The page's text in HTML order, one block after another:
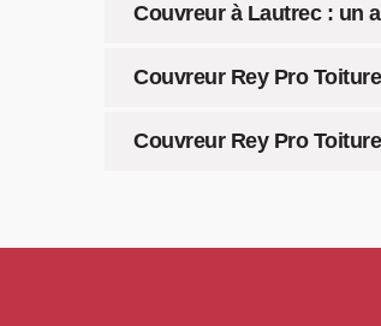
Couvreur à Lautrec : un
Couvreur Rey Pro
Couvreur Rey Pro